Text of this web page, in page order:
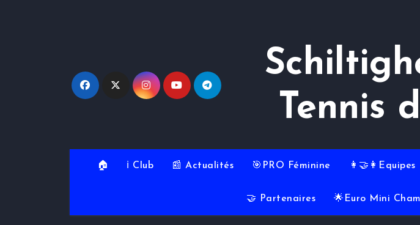
Tennis
🏠 ℹ️ Club 📰 Actualités 🎯PRO Féminine 👩‍🤝‍👩Equipes
🤝 Partenaires 🌟Euro Mini